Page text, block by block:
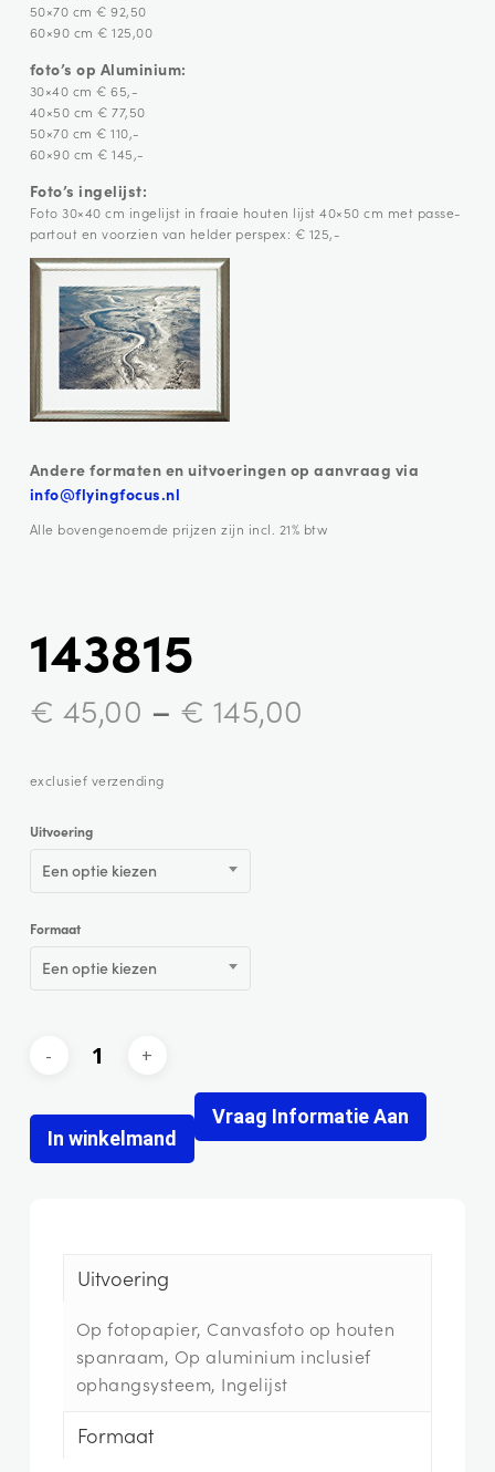
50×70 cm € 92,50
60×90 cm € 125,00
foto’s op Aluminium:
30×40 cm € 65,-
40×50 cm € 77,50
50×70 cm € 110,-
60×90 cm € 145,-
Foto’s ingelijst:
Foto 30×40 cm ingelijst in fraaie houten lijst 40×50 cm met passe-
partout en voorzien van helder perspex: € 125,-
Andere formaten en uitvoeringen op aanvraag via
info@flyingfocus.nl
Alle bovengenoemde prijzen zijn incl. 21% btw
143815
€ 45,00 – € 145,00
exclusief verzending
Uitvoering
Een optie kiezen
Formaat
Een optie kiezen
In winkelmand
Vraag Informatie Aan
Uitvoering
Op fotopapier, Canvasfoto op houten
spanraam, Op aluminium inclusief
ophangsysteem, Ingelijst
Formaat